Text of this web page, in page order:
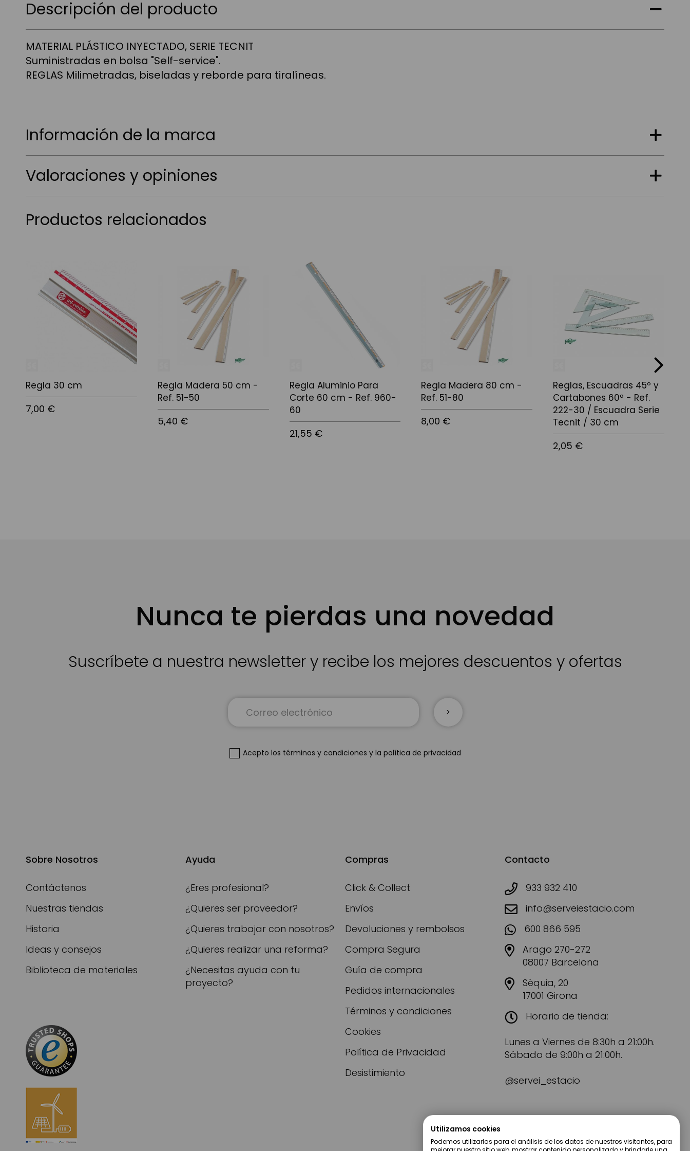
Descripción del producto
MATERIAL PLÁSTICO INYECTADO, SERIE TECNIT
Suministradas en bolsa "Self-service".
REGLAS Milimetradas, biseladas y reborde para tiralíneas.
Información de la marca
Valoraciones y opiniones
Productos relacionados
Regla 30 cm
7,00 €
Regla Madera 50 cm -
Ref. 51-50
5,40 €
Regla Aluminio Para
Corte 60 cm - Ref. 960-
60
21,55 €
Regla Madera 80 cm -
Ref. 51-80
8,00 €
Reglas, Escuadras 45º y
Cartabones 60º - Ref.
222-30 / Escuadra Serie
Tecnit / 30 cm
2,05 €
Nunca te pierdas una novedad
Suscríbete a nuestra newsletter y recibe los mejores descuentos y ofertas
a
noticias:
Acepto los términos y condiciones y la política de privacidad
Sobre Nosotros
Contáctenos
Nuestras tiendas
Historia
Ideas y consejos
Biblioteca de materiales
Ayuda
¿Eres profesional?
¿Quieres ser proveedor?
¿Quieres trabajar con nosotros?
¿Quieres realizar una reforma?
¿Necesitas ayuda con tu
proyecto?
Compras
Click & Collect
Envíos
Devoluciones y rembolsos
Compra Segura
Guía de compra
Pedidos internacionales
Términos y condiciones
Cookies
Política de Privacidad
Desistimiento
Contacto
933 932 410
info@serveiestacio.com
600 866 595
Arago 270-272
08007 Barcelona
Sèquia, 20
17001 Girona
Horario de tienda:
Lunes a Viernes de 8:30h a 21:00h.
Sábado de 9:00h a 21:00h.
@servei_estacio
Utilizamos cookies
Podemos utilizarlas para el análisis de los datos de nuestros visitantes, para